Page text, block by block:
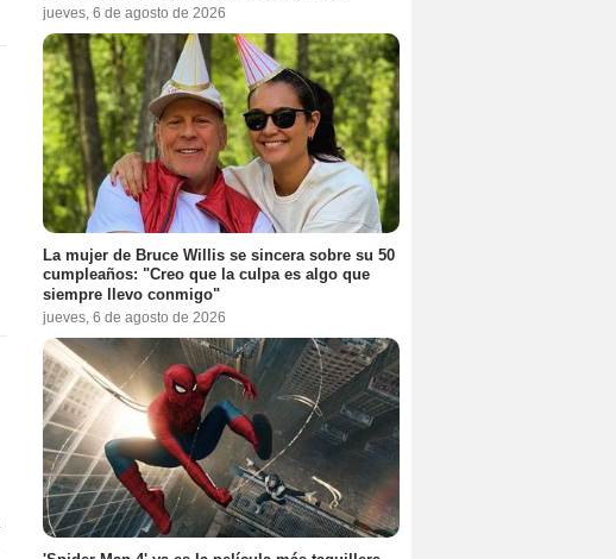
jueves, 6 de agosto de 2026
La mujer de Bruce Willis se sincera sobre su 50
cumpleaños: "Creo que la culpa es algo que
siempre llevo conmigo"
jueves, 6 de agosto de 2026